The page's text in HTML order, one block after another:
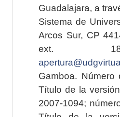
Guadalajara, a
Sistema de
Arcos Sur, CP
ext.
Gamboa.
Título de la
2007-1094;